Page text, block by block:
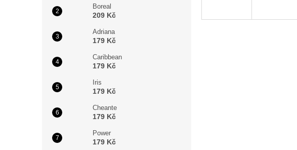
Boreal
209 Kč
Adriana
179 Kč
Caribbean
179 Kč
Iris
179 Kč
Cheante
179 Kč
Power
179 Kč